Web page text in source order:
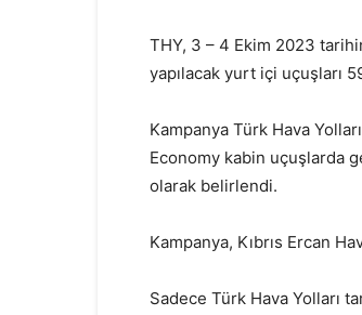
THY, 3 – 4 Ekim 2023
yapılacak yurt içi uçuşları
Kampanya Türk Hava
Economy kabin uçuşlarda
olarak belirlendi.
Kampanya, Kıbrıs Ercan
Sadece Türk Hava Yolları